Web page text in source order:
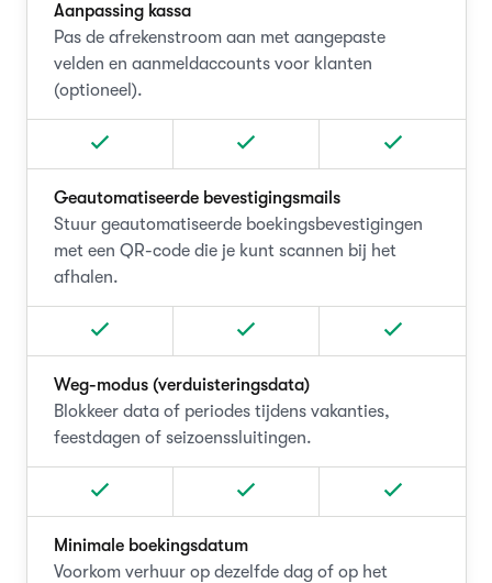
Aanpassing kassa
Pas de afrekenstroom aan met aangepaste
velden en aanmeldaccounts voor klanten
(optioneel).
Geautomatiseerde bevestigingsmails
Stuur geautomatiseerde boekingsbevestigingen
met een QR-code die je kunt scannen bij het
afhalen.
Weg-modus (verduisteringsdata)
Blokkeer data of periodes tijdens vakanties,
feestdagen of seizoenssluitingen.
Minimale boekingsdatum
Voorkom verhuur op dezelfde dag of op het